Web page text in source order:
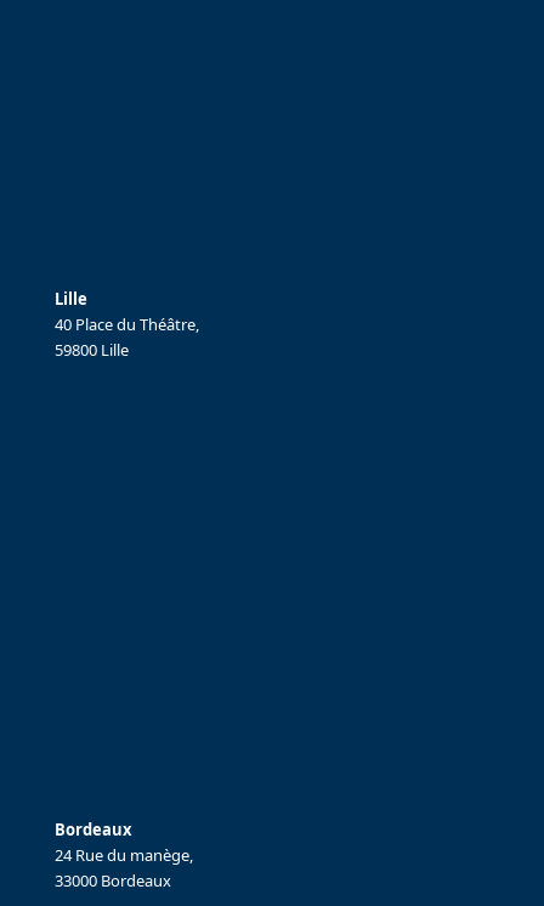
Lille
40 Place du Théâtre,
59800 Lille
Bordeaux
24 Rue du manège,
33000 Bordeaux